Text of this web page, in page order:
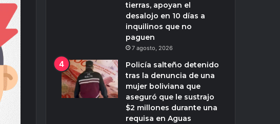
tierras, apoyan el
desalojo en 10 días a
inquilinos que no
paguen
7 agosto, 2026
Policía salteño detenido
tras la denuncia de una
mujer boliviana que
aseguró que le sustrajo
$2 millones durante una
requisa en Aguas